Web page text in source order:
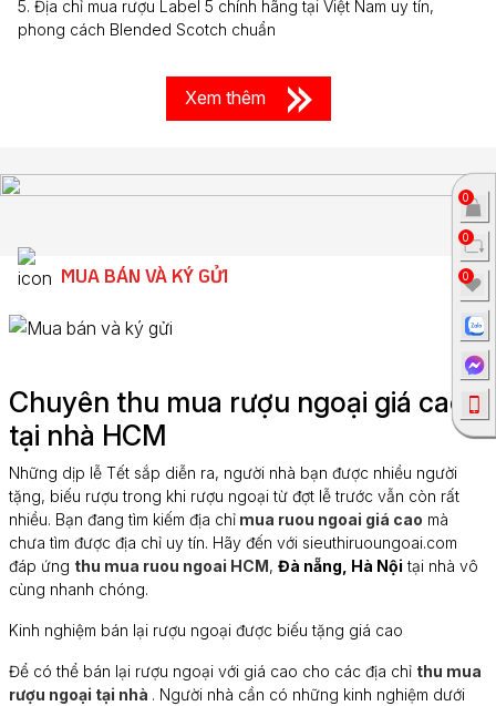
5. Địa chỉ mua rượu Label 5 chính hãng tại Việt Nam uy tín,
phong cách Blended Scotch chuẩn
Xem thêm
MUA BÁN VÀ KÝ GỬI
Chuyên thu mua rượu ngoại giá cao
tại nhà HCM
Những dịp lễ Tết sắp diễn ra, người nhà bạn được nhiều người
tặng, biếu rượu trong khi rượu ngoại từ đợt lễ trước vẫn còn rất
nhiều. Bạn đang tìm kiếm địa chỉ mua ruou ngoai giá cao mà
chưa tìm được địa chỉ uy tín. Hãy đến với sieuthiruoungoai.com
đáp ứng thu mua ruou ngoai HCM, Đà nẵng, Hà Nội tại nhà vô
cùng nhanh chóng.
Kinh nghiệm bán lại rượu ngoại được biếu tặng giá cao
Để có thể bán lại rượu ngoại với giá cao cho các địa chỉ thu mua
rượu ngoại tại nhà . Người nhà cần có những kinh nghiệm dưới
0
0
0